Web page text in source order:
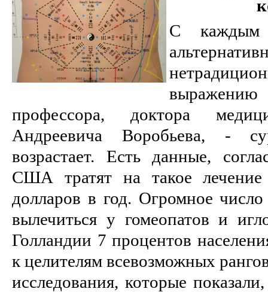
С каждым
профессора, доктора
Андреевича Воробьева, -
возрастает. Есть данные,
США тратят на такое
долларов в год. Огромное число
вылечиться у гомеопатов и
Голландии 7 процентов
к целителям всевозможных
исследования, которые